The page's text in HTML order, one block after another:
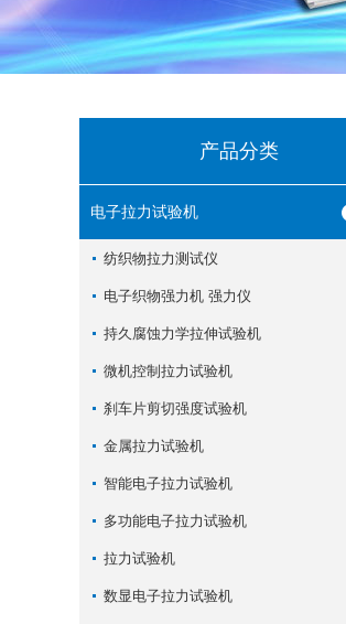
产品分类
电子拉力试验机
纺织物拉力测试仪
电子织物强力机 强力仪
持久腐蚀力学拉伸试验机
微机控制拉力试验机
刹车片剪切强度试验机
金属拉力试验机
智能电子拉力试验机
多功能电子拉力试验机
拉力试验机
数显电子拉力试验机